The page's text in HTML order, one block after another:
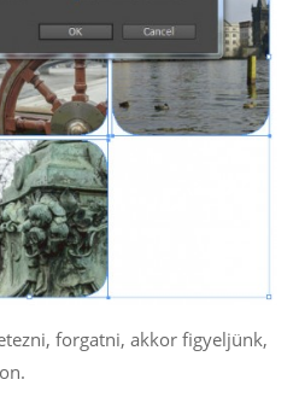
forgatni, akkor figyeljünk,